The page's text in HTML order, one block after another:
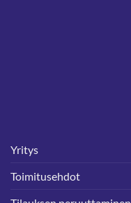
Yritys
Toimitusehdot